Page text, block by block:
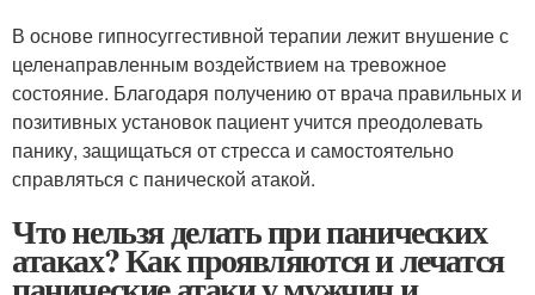
В основе гипносуггестивной терапии лежит внушение с
целенаправленным воздействием на тревожное
состояние. Благодаря получению от врача правильных и
позитивных установок пациент учится преодолевать
панику, защищаться от стресса и самостоятельно
справляться с панической атакой.
Что нельзя делать при панических
атаках? Как проявляются и лечатся